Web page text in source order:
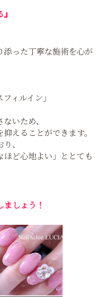
った丁寧な施術を心が
ィルイン」
いため、
えることができます。
、
ど心地よい」ととても
ましょう！